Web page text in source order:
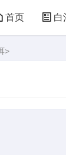
首页 白
黑茶
>